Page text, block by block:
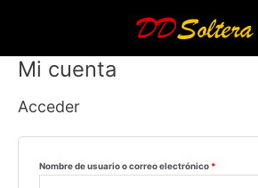
Mi cuenta
Acceder
Nombre de usuario o correo electrónico *